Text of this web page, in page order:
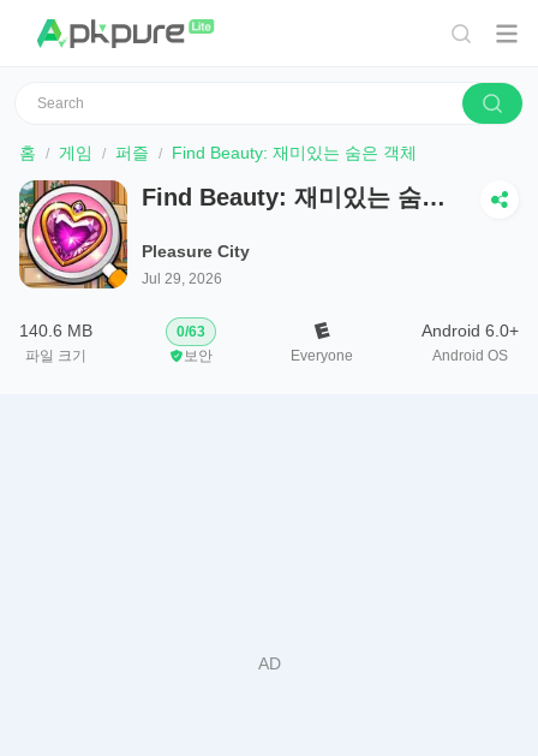
홈 게임 퍼즐 Find Beauty: 재미있는 숨은 객체
Find Beauty: 재미있는 숨은
Pleasure City
Jul 29, 2026
140.6 MB
파일 크기
0/63
보안
Everyone
Android 6.0+
Android OS